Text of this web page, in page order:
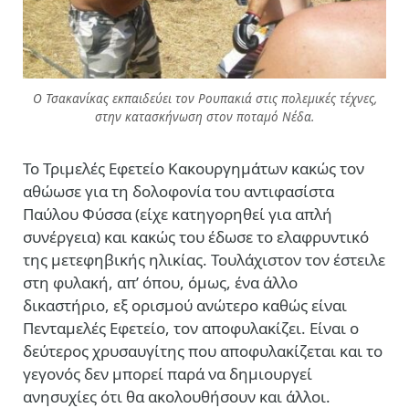
Ο Τσακανίκας εκπαιδεύει τον Ρουπακιά στις πολεμικές τέχνες,
στην κατασκήνωση στον ποταμό Νέδα.
Το Τριμελές Εφετείο Κακουργημάτων κακώς τον
αθώωσε για τη δολοφονία του αντιφασίστα
Παύλου Φύσσα (είχε κατηγορηθεί για απλή
συνέργεια) και κακώς του έδωσε το ελαφρυντικό
της μετεφηβικής ηλικίας. Τουλάχιστον τον έστειλε
στη φυλακή, απ’ όπου, όμως, ένα άλλο
δικαστήριο, εξ ορισμού ανώτερο καθώς είναι
Πενταμελές Εφετείο, τον αποφυλακίζει. Είναι ο
δεύτερος χρυσαυγίτης που αποφυλακίζεται και το
γεγονός δεν μπορεί παρά να δημιουργεί
ανησυχίες ότι θα ακολουθήσουν και άλλοι.